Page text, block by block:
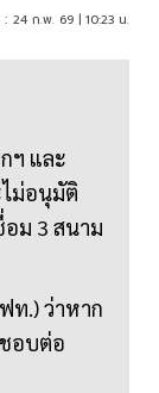
: 24 ก.พ. 69 | 10:23 น.
ฯ และ
ม่อนุมัติ
อม 3 สนาม
ท.) ว่าหาก
อบต่อ